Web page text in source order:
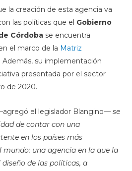
la creación de esta agencia va
las políticas que el Gobierno
Córdobase encuentra
el marco de la Matriz
. Además, su implementación
presentada por el sector
de 2020.
el legislador Blangino— se
de contar con una
en los países más
mundo: una agencia en la que la
de las políticas, a